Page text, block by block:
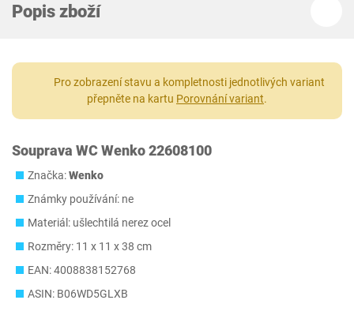
Popis zboží
Pro zobrazení stavu a kompletnosti jednotlivých variant
přepněte na kartu Porovnání variant.
Souprava WC Wenko 22608100
Značka:Wenko
Známky používání: ne
Materiál: ušlechtilá nerez ocel
Rozměry: 11 x 11 x 38 cm
EAN: 4008838152768
ASIN: B06WD5GLXB